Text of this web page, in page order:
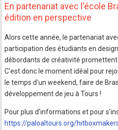
En partenariat avec l'école
édition en perspective
Alors cette année, le partenariat
participation des étudiants en
débordants de créativité
C'est donc le moment idéal pour
le temps d'un weekend, faire de
développement de jeu à Tours !
Pour plus d'informations et pour
https://paloaltours.org/